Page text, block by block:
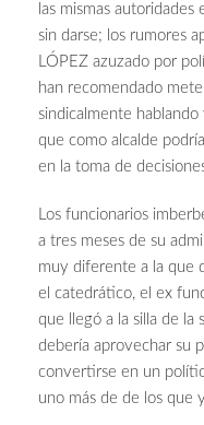
las mismas
sin darse; los rumores
LÓPEZ azuzado por
han recomendado
sindicalmente
que como alcalde
en la toma de
Los funcionarios
a tres meses de su
muy diferente a la que
el catedrático, el ex
que llegó a la silla de
debería aprovechar su
convertirse en un
uno más de de los que